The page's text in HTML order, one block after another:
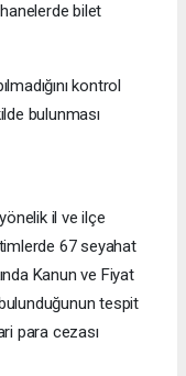
bilet
kontrol
bulunması
il ve ilçe
67 seyahat
Kanun ve Fiyat
tespit
para cezası